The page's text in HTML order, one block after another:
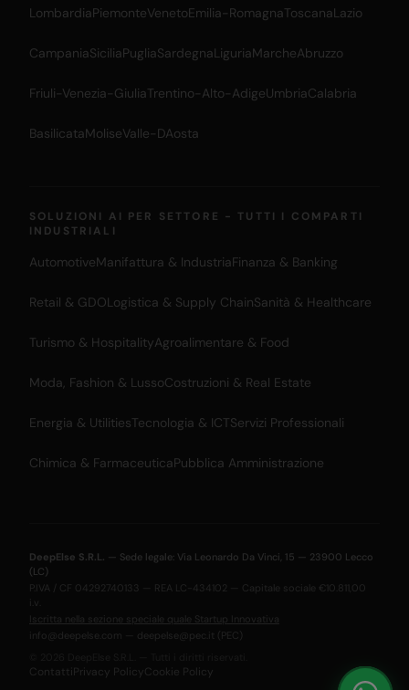
LombardiaPiemonteVenetoEmilia-RomagnaToscanaLazio
CampaniaSiciliaPugliaSardegnaLiguriaMarcheAbruzzo
Friuli-Venezia-GiuliaTrentino-Alto-AdigeUmbriaCalabria
BasilicataMoliseValle-DAosta
SOLUZIONI AI PER SETTORE - TUTTI I COMPARTI
INDUSTRIALI
AutomotiveManifattura & IndustriaFinanza & Banking
Retail & GDOLogistica & Supply ChainSanità & Healthcare
Turismo & HospitalityAgroalimentare & Food
Moda, Fashion & LussoCostruzioni & Real Estate
Energia & UtilitiesTecnologia & ICTServizi Professionali
Chimica & FarmaceuticaPubblica Amministrazione
DeepElse S.R.L. — Sede legale: Via Leonardo Da Vinci, 15 — 23900 Lecco
(LC)
P.IVA / CF 04292740133 — REA LC-434102 — Capitale sociale €10.811,00
i.v.
Iscritta nella sezione speciale quale Startup Innovativa
info@deepelse.com
deepelse@pec.it
(PEC)
ContattiPrivacy Policy Cookie Policy